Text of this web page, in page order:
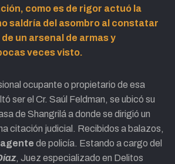
como es de rigor actuó la
saldría del asombro al constatar
un arsenal de armas y
veces visto.
ocupante o propietario de esa
ser el Cr. Saúl Feldman, se ubicó su
de Shangrilá a donde se dirigió un
citación judicial. Recibidos a balazos,
de policía. Estando a cargo del
, Juez especializado en Delitos